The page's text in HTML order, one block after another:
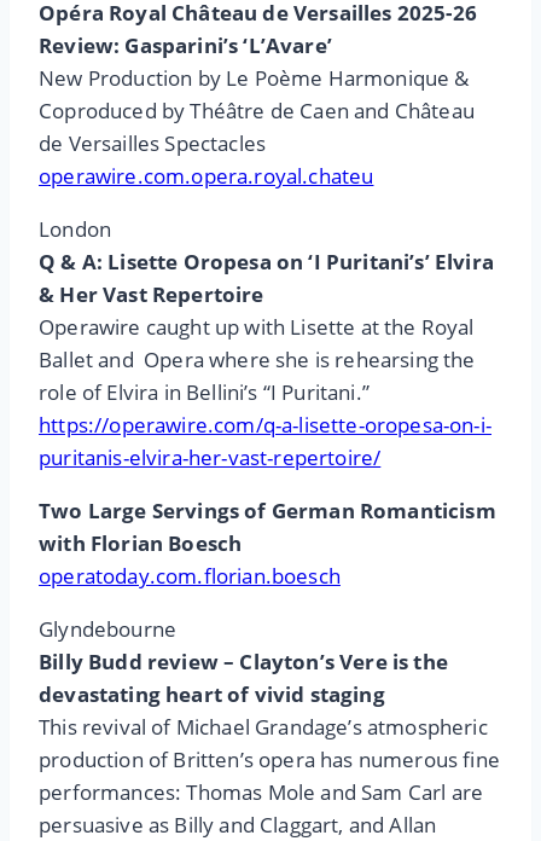
Opéra Royal Château de Versailles 2025-26
Review: Gasparini’s ‘L’Avare’
New Production by Le Poème Harmonique &
Coproduced by Théâtre de Caen and Château
de Versailles Spectacles
operawire.com.opera.royal.chateu
London
Q & A: Lisette Oropesa on ‘I Puritani’s’ Elvira
& Her Vast Repertoire
Operawire caught up with Lisette at the Royal
Ballet and Opera where she is rehearsing the
role of Elvira in Bellini’s “I Puritani.”
https://operawire.com/q-a-lisette-oropesa-on-i-
puritanis-elvira-her-vast-repertoire/
Two Large Servings of German Romanticism
with Florian Boesch
operatoday.com.florian.boesch
Glyndebourne
Billy Budd review – Clayton’s Vere is the
devastating heart of vivid staging
This revival of Michael Grandage’s atmospheric
production of Britten’s opera has numerous fine
performances: Thomas Mole and Sam Carl are
persuasive as Billy and Claggart, and Allan